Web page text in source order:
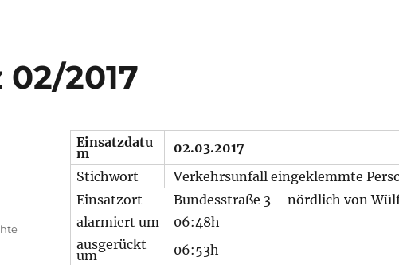
2017
Einsatzdatu
m
02.03.2017
Stichwort
Verkehrsunfall eingeklemmte
Einsatzort
Bundesstraße 3 – nördlich von
alarmiert um
06:48h
ausgerückt
um
06:53h